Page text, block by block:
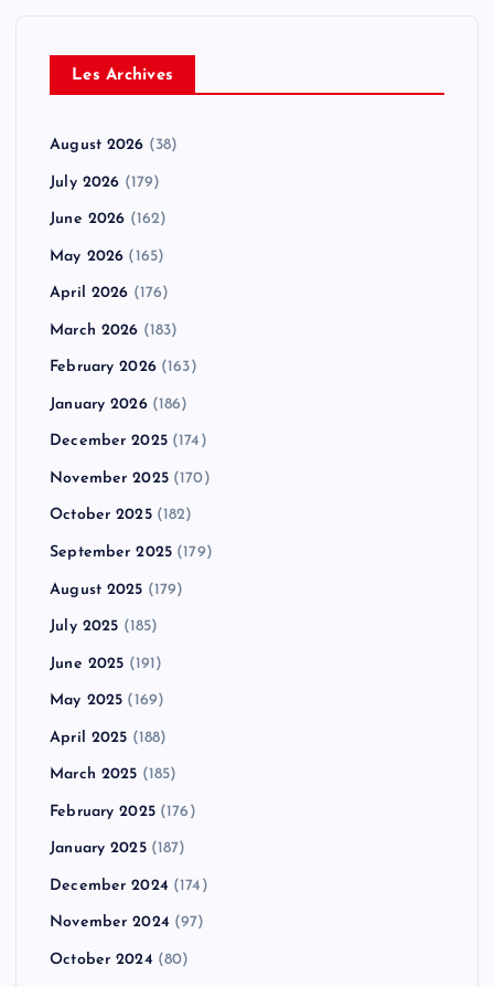
Les Archives
August 2026 (38)
July 2026 (179)
June 2026 (162)
May 2026 (165)
April 2026 (176)
March 2026 (183)
February 2026(163)
January 2026(186)
December 2025(174)
November 2025(170)
October 2025(182)
September 2025 (179)
August 2025 (179)
July 2025 (185)
June 2025 (191)
May 2025 (169)
April 2025 (188)
March 2025 (185)
February 2025(176)
January 2025(187)
December 2024 (174)
November 2024 (97)
October 2024 (80)